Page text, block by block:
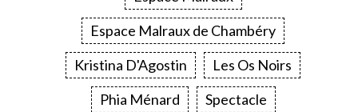
Espace Malraux de Chambéry
Kristina D'Agostin
Les Os Noirs
Phia Ménard
Spectacle